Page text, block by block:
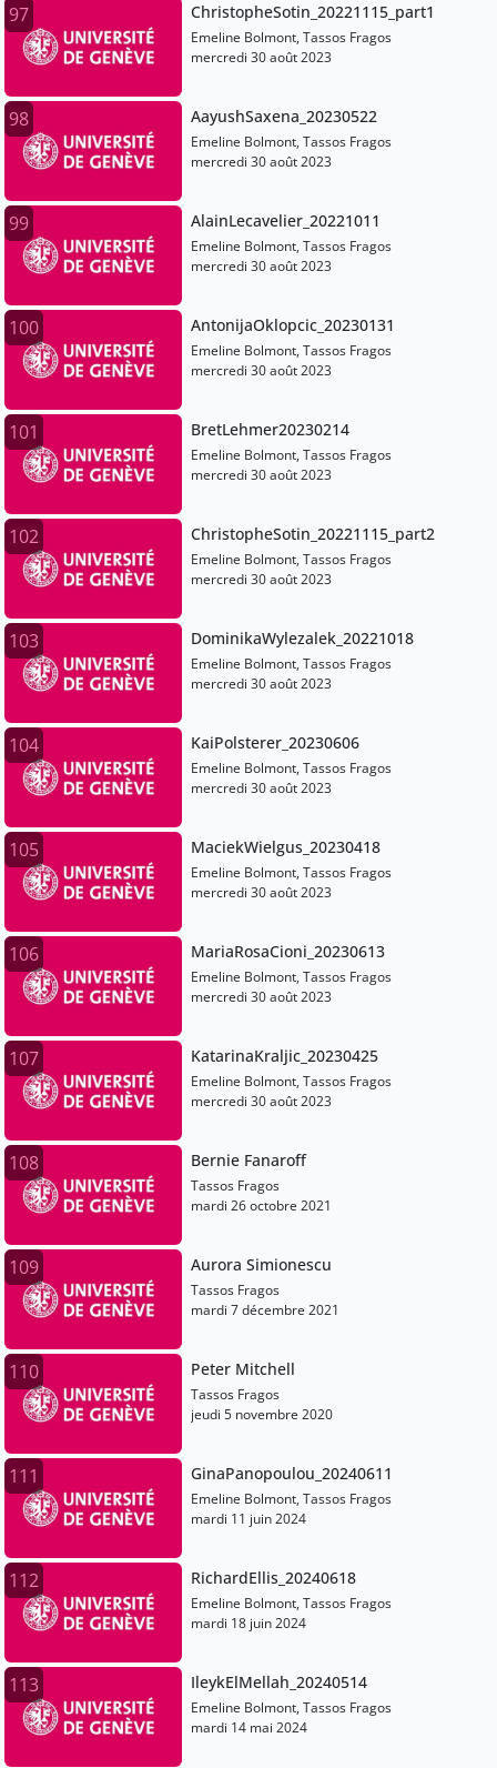
97 ChristopheSotin_20221115_part1
Emeline Bolmont, Tassos Fragos
mercredi 30 août 2023
98 AayushSaxena_20230522
Emeline Bolmont, Tassos Fragos
mercredi 30 août 2023
99 AlainLecavelier_20221011
Emeline Bolmont, Tassos Fragos
mercredi 30 août 2023
100 AntonijaOklopcic_20230131
Emeline Bolmont, Tassos Fragos
mercredi 30 août 2023
101 BretLehmer20230214
Emeline Bolmont, Tassos Fragos
mercredi 30 août 2023
102 ChristopheSotin_20221115_part2
Emeline Bolmont, Tassos Fragos
mercredi 30 août 2023
103 DominikaWylezalek_20221018
Emeline Bolmont, Tassos Fragos
mercredi 30 août 2023
104 KaiPolsterer_20230606
Emeline Bolmont, Tassos Fragos
mercredi 30 août 2023
105 MaciekWielgus_20230418
Emeline Bolmont, Tassos Fragos
mercredi 30 août 2023
106 MariaRosaCioni_20230613
Emeline Bolmont, Tassos Fragos
mercredi 30 août 2023
107 KatarinaKraljic_20230425
Emeline Bolmont, Tassos Fragos
mercredi 30 août 2023
108 Bernie Fanaroff
Tassos Fragos
mardi 26 octobre 2021
109 Aurora Simionescu
Tassos Fragos
mardi 7 décembre 2021
110 Peter Mitchell
Tassos Fragos
jeudi 5 novembre 2020
111 GinaPanopoulou_20240611
Emeline Bolmont, Tassos Fragos
mardi 11 juin 2024
112 RichardEllis_20240618
Emeline Bolmont, Tassos Fragos
mardi 18 juin 2024
113 IleykElMellah_20240514
Emeline Bolmont, Tassos Fragos
mardi 14 mai 2024